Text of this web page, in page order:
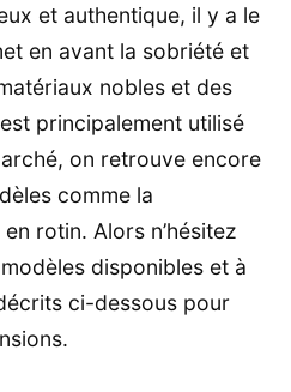
et authentique, il y a le
en avant la sobriété et
nobles et des
principalement utilisé
on retrouve encore
comme la
rotin. Alors n’hésitez
disponibles et à
ci-dessous pour